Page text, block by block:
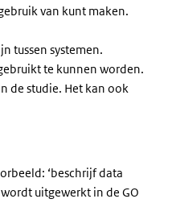
van kunt maken.
tussen systemen.
te kunnen worden.
de studie. Het kan ook
‘beschrijf data
uitgewerkt in de GO